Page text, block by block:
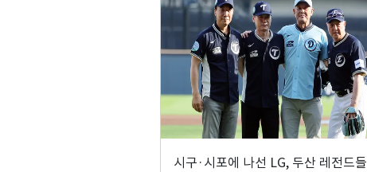
시구·시포에 나선 LG, 두산 레전드들